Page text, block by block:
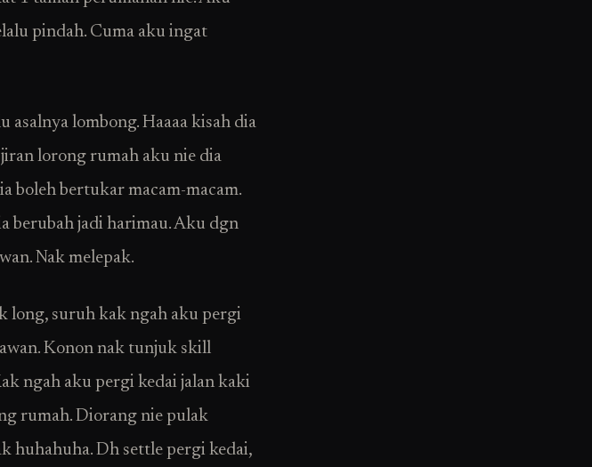
pindah. Cuma aku ingat
asalnya lombong. Haaaa kisah dia
lorong rumah aku nie dia
boleh bertukar macam-macam.
berubah jadi harimau. Aku dgn
Nak melepak.
long, suruh kak ngah aku pergi
Konon nak tunjuk skill
ngah aku pergi kedai jalan kaki
rumah. Diorang nie pulak
huhahuha. Dh settle pergi kedai,